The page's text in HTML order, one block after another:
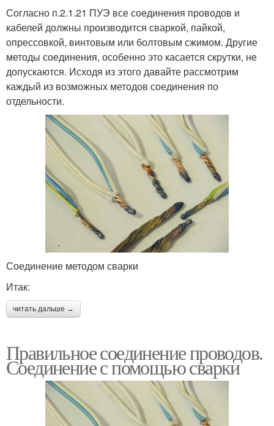
Согласно п.2.1.21 ПУЭ все соединения проводов и
кабелей должны производится сваркой, пайкой,
опрессовкой, винтовым или болтовым сжимом. Другие
методы соединения, особенно это касается скрутки, не
допускаются. Исходя из этого давайте рассмотрим
каждый из возможных методов соединения по
отдельности.
Соединение методом сварки
Итак:
читать дальше →
Правильное соединение проводов.
Соединение с помощью сварки